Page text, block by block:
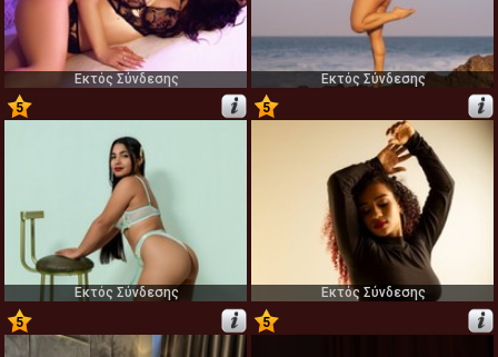
Εκτός Σύνδεσης
Εκτός Σύνδεσης
5
Εκτός Σύνδεσης
5
Εκτός Σύνδεσης
5
75
5